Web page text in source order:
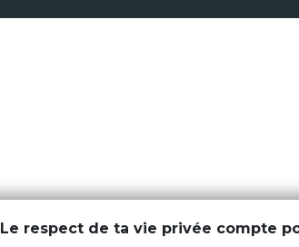
Le respect de ta vie privée compte